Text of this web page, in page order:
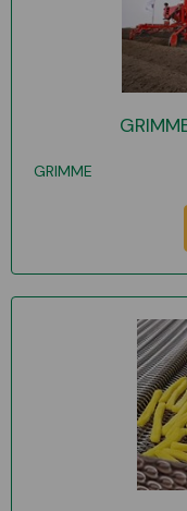
GRIMME